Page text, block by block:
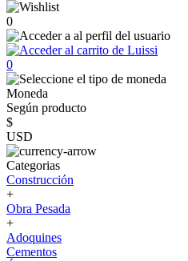
0
0
Moneda
Según producto
$
USD
Categorias
Construcción
+
Obra Pesada
+
Adoquines
Cementos